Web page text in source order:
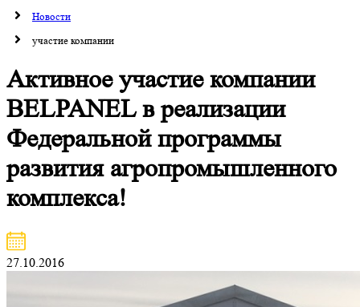
Новости
участие компании
Активное участие компании
BELPANEL в реализации
Федеральной программы
развития агропромышленного
комплекса!
27.10.2016